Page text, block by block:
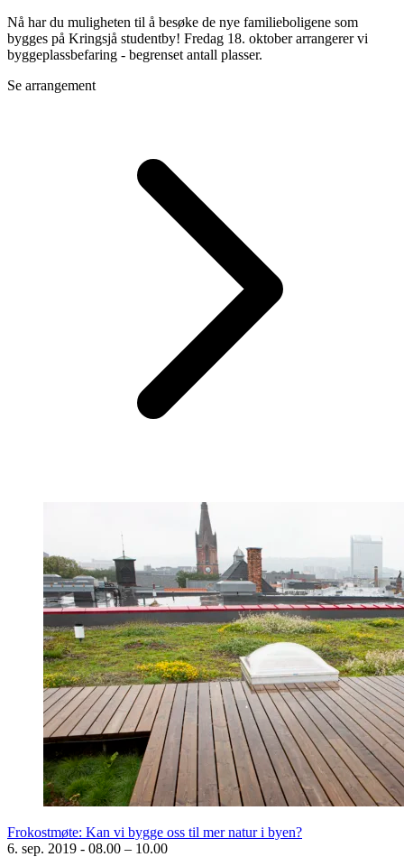
Nå har du muligheten til å besøke de nye familieboligene som
bygges på Kringsjå studentby! Fredag 18. oktober arrangerer vi
byggeplassbefaring - begrenset antall plasser.
Se arrangement
Frokostmøte: Kan vi bygge oss til mer natur i byen?
6. sep. 2019 - 08.00 – 10.00